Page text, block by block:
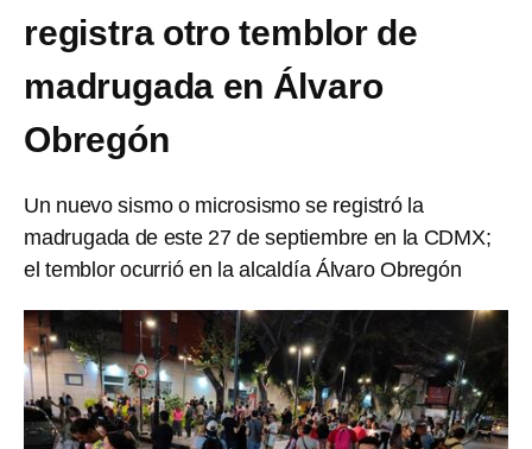
registra otro temblor de
madrugada en Álvaro
Obregón
Un nuevo sismo o microsismo se registró la
madrugada de este 27 de septiembre en la CDMX;
el temblor ocurrió en la alcaldía Álvaro Obregón